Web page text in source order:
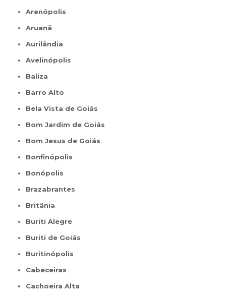
Arenópolis
Aruanã
Aurilândia
Avelinópolis
Baliza
Barro Alto
Bela Vista de Goiás
Bom Jardim de Goiás
Bom Jesus de Goiás
Bonfinópolis
Bonópolis
Brazabrantes
Britânia
Buriti Alegre
Buriti de Goiás
Buritinópolis
Cabeceiras
Cachoeira Alta